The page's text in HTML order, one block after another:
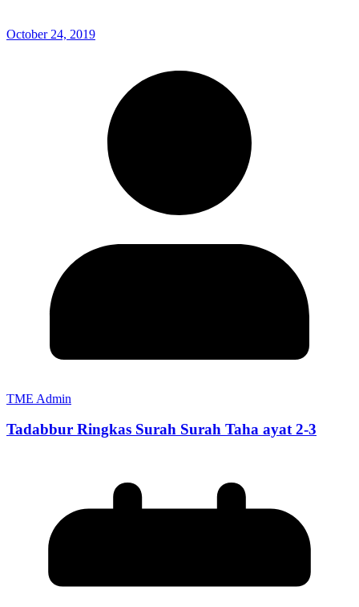
October 24, 2019
TME Admin
Tadabbur Ringkas Surah Surah Taha ayat 2-3